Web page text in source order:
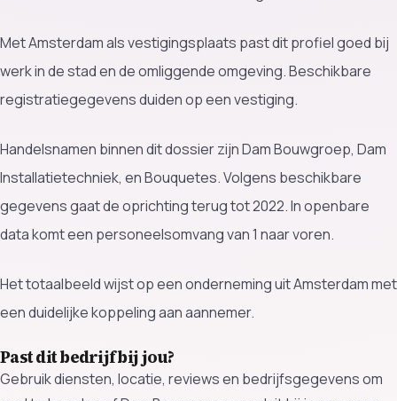
Met Amsterdam als vestigingsplaats past dit profiel goed bij
werk in de stad en de omliggende omgeving. Beschikbare
registratiegegevens duiden op een vestiging.
Handelsnamen binnen dit dossier zijn Dam Bouwgroep, Dam
Installatietechniek, en Bouquetes. Volgens beschikbare
gegevens gaat de oprichting terug tot 2022. In openbare
data komt een personeelsomvang van 1 naar voren.
Het totaalbeeld wijst op een onderneming uit Amsterdam met
een duidelijke koppeling aan aannemer.
Past dit bedrijf bij jou?
Gebruik diensten, locatie, reviews en bedrijfsgegevens om